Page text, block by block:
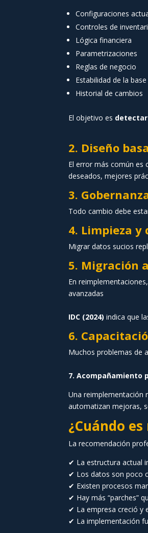
Configuraciones
Controles de
Lógica financiera
Parametrizaciones
Reglas de negocio
Estabilidad de la
Historial de cambios
El objetivo es detectar
2. Diseño
El error más común es
deseados, mejores
3.
Todo cambio debe
4. Limpieza
Migrar datos sucios
5. Migración
En
avanzadas
IDC (2024) indica que
6.
Muchos problemas de
7. Acompañamiento
Una reimplementación
automatizan mejoras,
¿Cuándo
La recomendación
✔ La estructura actual
✔ Los datos son poco
✔ Existen procesos
✔ Hay más “parches”
✔ La empresa creció y
✔ La implementación